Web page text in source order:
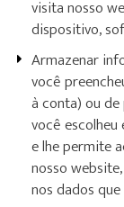
visita nosso
dispositivo,
Armazenar
você
à conta) ou
você
e lhe permite
nosso
nos dados